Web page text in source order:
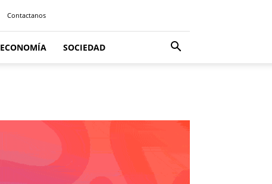
Contactanos
ECONOMÍA SOCIEDAD